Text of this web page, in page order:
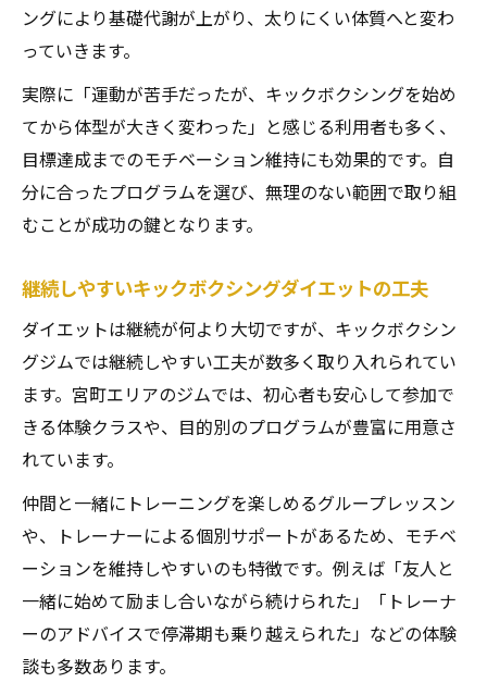
ングにより基礎代謝が上がり、太りにくい体質へと変わ
っていきます。
実際に「運動が苦手だったが、キックボクシングを始め
てから体型が大きく変わった」と感じる利用者も多く、
目標達成までのモチベーション維持にも効果的です。自
分に合ったプログラムを選び、無理のない範囲で取り組
むことが成功の鍵となります。
継続しやすいキックボクシングダイエットの工夫
ダイエットは継続が何より大切ですが、キックボクシン
グジムでは継続しやすい工夫が数多く取り入れられてい
ます。宮町エリアのジムでは、初心者も安心して参加で
きる体験クラスや、目的別のプログラムが豊富に用意さ
れています。
仲間と一緒にトレーニングを楽しめるグループレッスン
や、トレーナーによる個別サポートがあるため、モチベ
ーションを維持しやすいのも特徴です。例えば「友人と
一緒に始めて励まし合いながら続けられた」「トレーナ
ーのアドバイスで停滞期も乗り越えられた」などの体験
談も多数あります。